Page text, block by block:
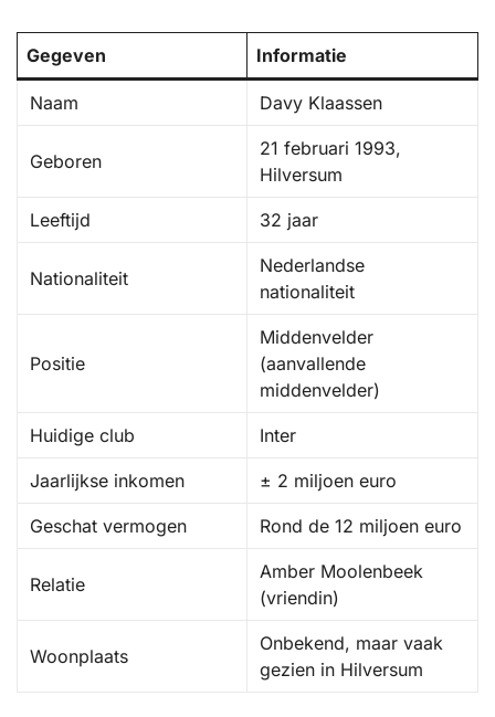
Gegeven Informatie
Naam Davy Klaassen
Geboren
21 februari 1993,
Hilversum
Leeftijd 32 jaar
Nationaliteit
Nederlandse
nationaliteit
Positie
Middenvelder
(aanvallende
middenvelder)
Huidige club Inter
Jaarlijkse inkomen ± 2 miljoen euro
Geschat vermogen Rond de 12 miljoen euro
Relatie
Amber Moolenbeek
(vriendin)
Woonplaats
Onbekend, maar vaak
gezien in Hilversum